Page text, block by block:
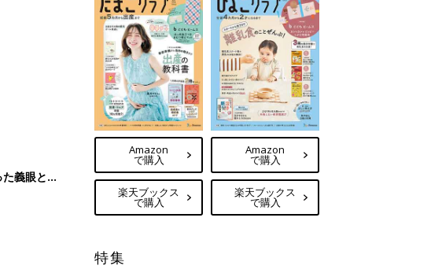
Amazon
で購入
楽天ブックス
で購入
Amazon
で購入
楽天ブックス
で購入
特集